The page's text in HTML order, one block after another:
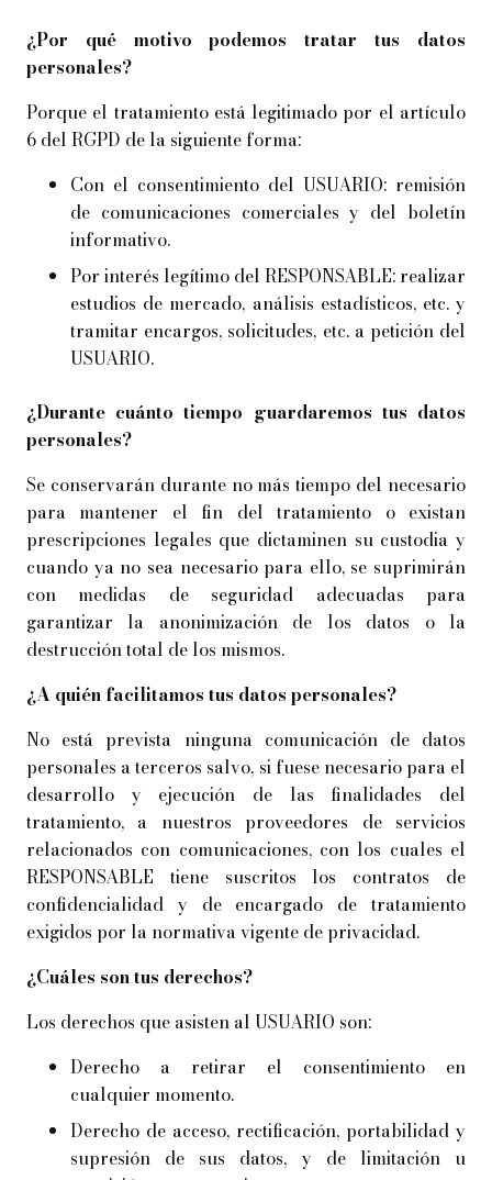
¿Por qué motivo podemos tratar tus datos
personales?
Porque el tratamiento está legitimado por el artículo
6 del RGPD de la siguiente forma:
Con el consentimiento del USUARIO: remisión
de comunicaciones comerciales y del boletín
informativo.
Por interés legítimo del RESPONSABLE: realizar
estudios de mercado, análisis estadísticos, etc. y
tramitar encargos, solicitudes, etc. a petición del
USUARIO.
¿Durante cuánto tiempo guardaremos tus datos
personales?
Se conservarán durante no más tiempo del necesario
para mantener el fin del tratamiento o existan
prescripciones legales que dictaminen su custodia y
cuando ya no sea necesario para ello, se suprimirán
con medidas de seguridad adecuadas para
garantizar la anonimización de los datos o la
destrucción total de los mismos.
¿A quién facilitamos tus datos personales?
No está prevista ninguna comunicación de datos
personales a terceros salvo, si fuese necesario para el
desarrollo y ejecución de las finalidades del
tratamiento, a nuestros proveedores de servicios
relacionados con comunicaciones, con los cuales el
RESPONSABLE tiene suscritos los contratos de
confidencialidad y de encargado de tratamiento
exigidos por la normativa vigente de privacidad.
¿Cuáles son tus derechos?
Los derechos que asisten al USUARIO son:
Derecho a retirar el consentimiento en
cualquier momento.
Derecho de acceso, rectificación, portabilidad y
supresión de sus datos, y de limitación u